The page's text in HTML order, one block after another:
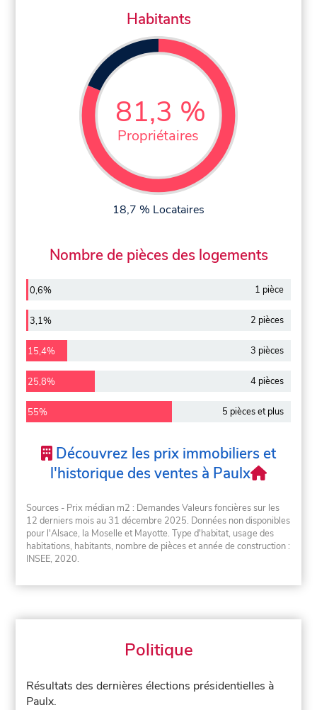
Habitants
81,3 %
Propriétaires
18,7 % Locataires
Nombre de pièces des logements
0,6% 1 pièce
3,1% 2 pièces
15,4% 3 pièces
25,8% 4 pièces
55% 5 pièces et plus
Découvrez les prix immobiliers et
l'historique des ventes à Paulx
Sources - Prix médian m2 : Demandes Valeurs foncières sur les
12 derniers mois au 31 décembre 2025. Données non disponibles
pour l'Alsace, la Moselle et Mayotte. Type d'habitat, usage des
habitations, habitants, nombre de pièces et année de construction :
INSEE, 2020.
Politique
Résultats des dernières élections présidentielles à
Paulx.